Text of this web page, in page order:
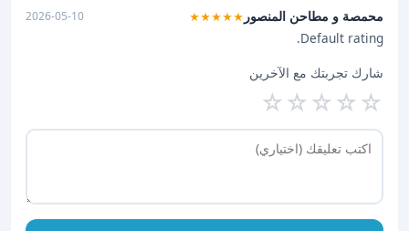
محمصة و مطاحن المنصور ★★★★★
2026-05-10
Default rating.
شارك تجربتك مع الآخرين
☆
☆
☆
☆
☆